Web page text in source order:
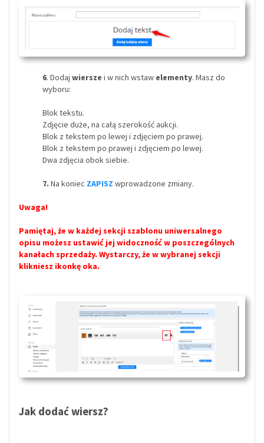
6. Dodaj wiersze i w nich wstaw elementy. Masz do
wyboru:
Blok tekstu.
Zdjęcie duże, na całą szerokość aukcji.
Blok z tekstem po lewej i zdjęciem po prawej.
Blok z tekstem po prawej i zdjęciem po lewej.
Dwa zdjęcia obok siebie.
7. Na koniec ZAPISZ wprowadzone zmiany.
Uwaga!
Pamiętaj, że w każdej sekcji szablonu uniwersalnego
opisu możesz ustawić jej widoczność w poszczególnych
kanałach sprzedaży. Wystarczy, że w wybranej sekcji
klikniesz ikonkę oka.
Jak dodać wiersz?